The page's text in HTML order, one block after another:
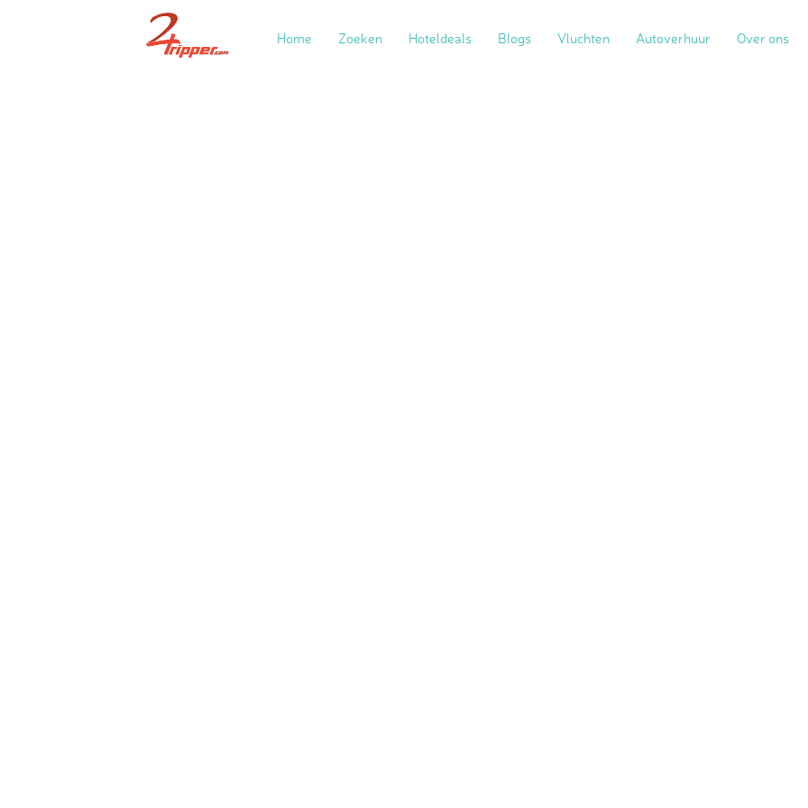
Home Zoeken Hoteldeals Blogs Vluchten Autoverhuur Over ons